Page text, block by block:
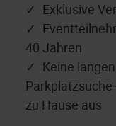
Exklusive
40 Jahren
Keine
Parkplatzsuche
zu Hause aus